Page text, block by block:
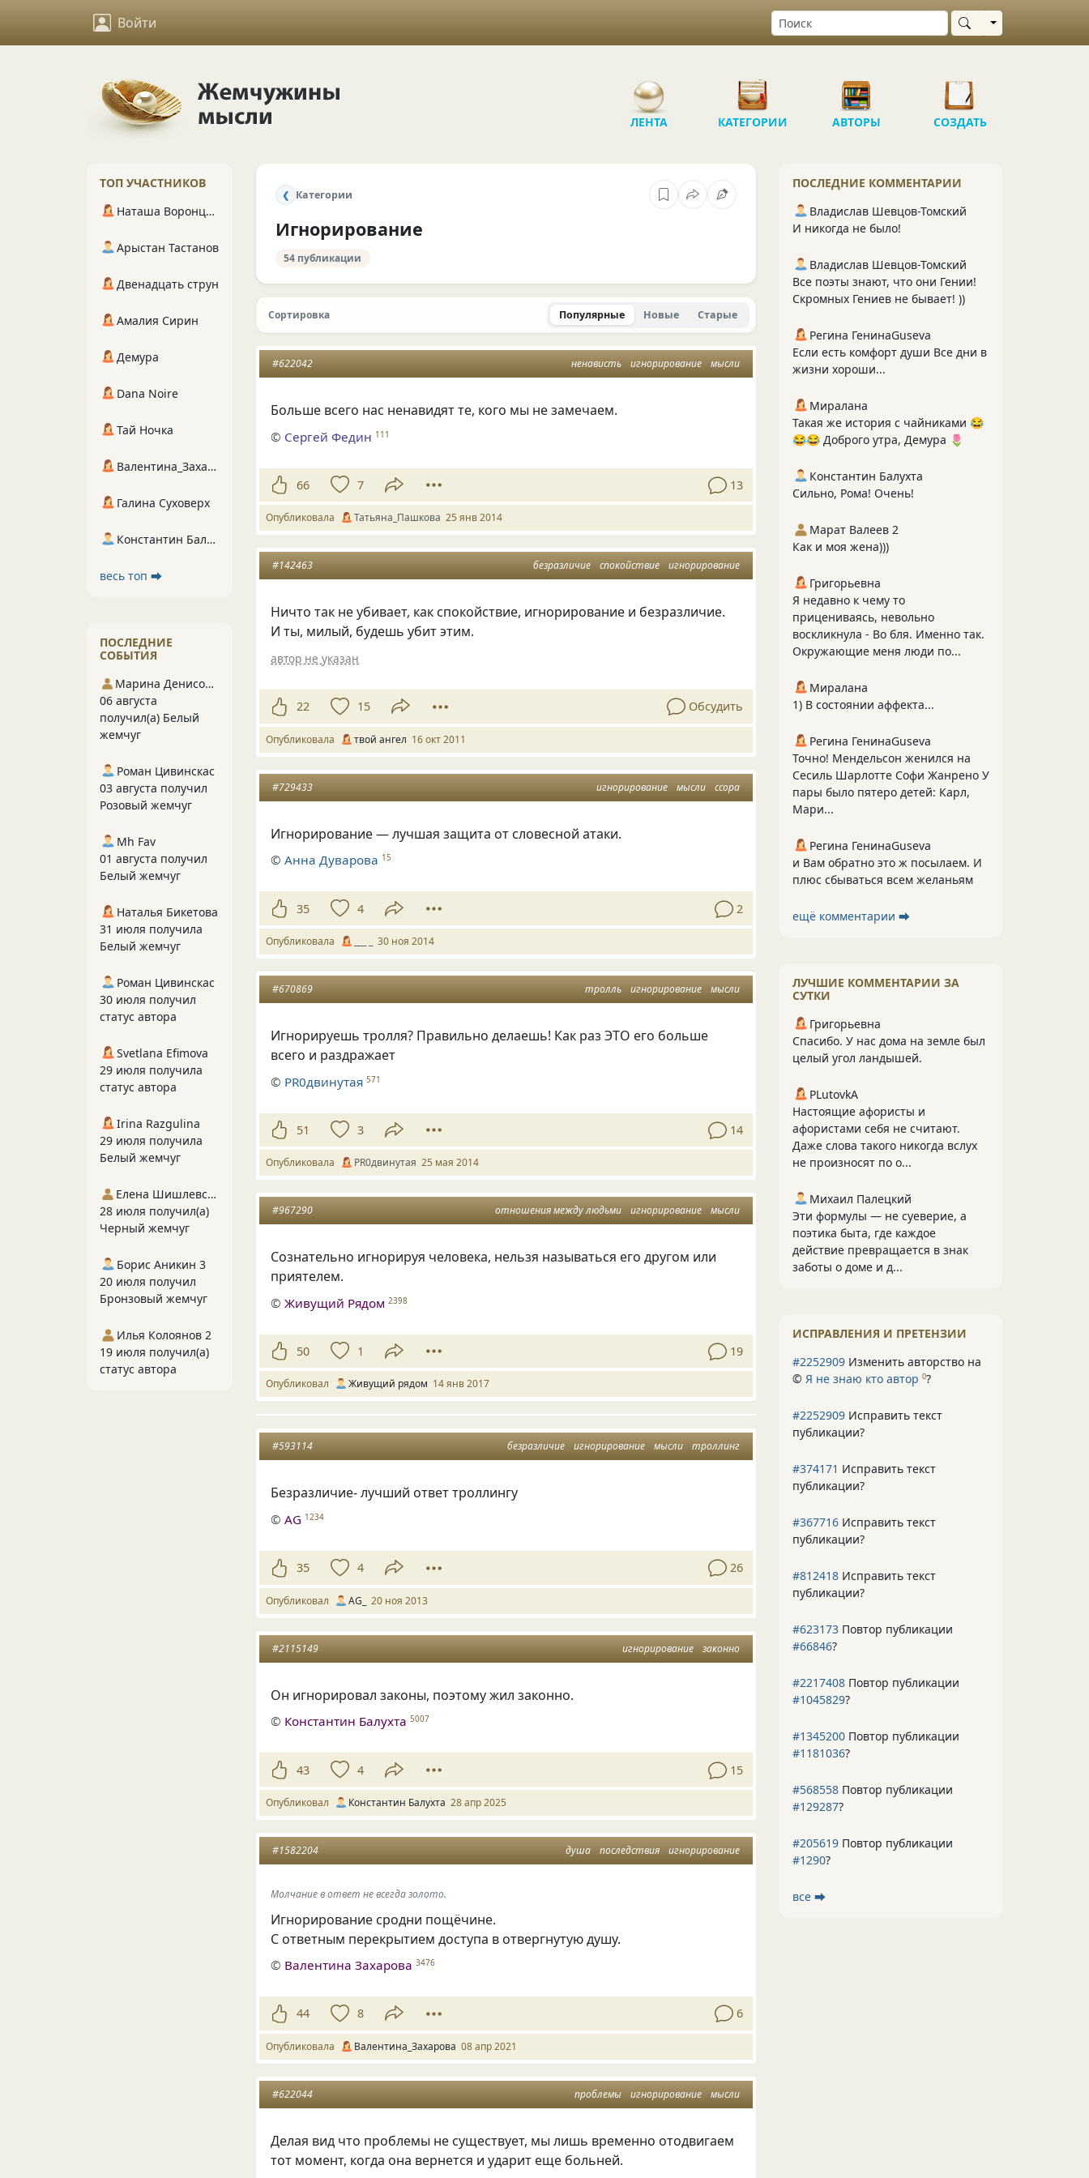
Войти Выбрать область
ЛЕНТА КАТЕГОРИИ АВТОРЫ СОЗДАТЬ
❮ Категории
Игнорирование
54 публикации
Сортировка Популярные Новые Старые
ненависть игнорирование мысли
#622042
Больше всего нас ненавидят те, кого мы не замечаем.
© Сергей Федин 111
66 7 13
Опубликовала Татьяна_Пашкова 25 янв 2014
безразличие спокойствие игнорирование
#142463
Ничто так не убивает, как спокойствие, игнорирование и безразличие.
И ты, милый, будешь убит этим.
автор не указан
22 15 Обсудить
Опубликовала твой ангел 16 окт 2011
игнорирование мысли ссора
#729433
Игнорирование — лучшая защита от словесной атаки.
©Анна Дуварова 15
35 4 2
Опубликовала 30 ноя 2014
тролль игнорирование мысли
#670869
Игнорируешь тролля? Правильно делаешь! Как раз ЭТО его больше
всего и раздражает
© PR0двинутая 571
51 3 14
Опубликовала PR0двинутая 25 мая 2014
отношения между людьми игнорирование мысли
#967290
Сознательно игнорируя человека, нельзя называться его другом или
приятелем.
©Живущий Рядом 2398
50 1 19
Опубликовал Живущий рядом 14 янв 2017
безразличие игнорирование мысли троллинг
#593114
Безразличие- лучший ответ троллингу
©AG 1234
35 4 26
Опубликовал AG_ 20 ноя 2013
игнорирование законно
#2115149
Он игнорировал законы, поэтому жил законно.
© Константин Балухта 5007
43 4 15
Опубликовал Константин Балухта 28 апр 2025
душа последствия игнорирование
#1582204
Молчание в ответ не всегда золото.
Игнорирование сродни пощёчине.
С ответным перекрытием доступа в отвергнутую душу.
© Валентина Захарова 3476
44 8 6
Опубликовала Валентина_Захарова 08 апр 2021
проблемы игнорирование мысли
#622044
Делая вид что проблемы не существует, мы лишь временно отодвигаем
тот момент, когда она вернется и ударит еще больней.
ПОСЛЕДНИЕ КОММЕНТАРИИ
Владислав Шевцов-Томский
И никогда не было!
Владислав Шевцов-Томский
Все поэты знают, что они Гении!
Скромных Гениев не бывает! ))
Регина ГенинаGuseva
Если есть комфорт души Все дни в
жизни хороши...
Миралана
Такая же история с чайниками 😂
😂😂 Доброго утра, Демура 🌷
Константин Балухта
Сильно, Рома! Очень!
Марат Валеев 2
Как и моя жена)))
Григорьевна
Я недавно к чему то
прицениваясь, невольно
воскликнула - Во бля. Именно так.
Окружающие меня люди по...
Миралана
1) В состоянии аффекта...
Регина ГенинаGuseva
Точно! Мендельсон женился на
Сесиль Шарлотте Софи Жанрено У
пары было пятеро детей: Карл,
Мари...
Регина ГенинаGuseva
и Вам обратно это ж посылаем. И
плюс сбываться всем желаньям
ещё комментарии ⮕
ЛУЧШИЕ КОММЕНТАРИИ ЗА
СУТКИ
Григорьевна
Спасибо. У нас дома на земле был
целый угол ландышей.
PLutоvkА
Настоящие афористы и
афористами себя не считают.
Даже слова такого никогда вслух
не произносят по о...
Михаил Палецкий
Эти формулы — не суеверие, а
поэтика быта, где каждое
действие превращается в знак
заботы о доме и д...
ИСПРАВЛЕНИЯ И ПРЕТЕНЗИИ
#2252909 Изменить авторство на
© Я не знаю кто автор 0?
#2252909 Исправить текст
публикации?
#374171 Исправить текст
публикации?
#367716 Исправить текст
публикации?
#812418 Исправить текст
публикации?
#623173 Повтор публикации
#66846?
#2217408 Повтор публикации
#1045829?
#1345200 Повтор публикации
#1181036?
#568558 Повтор публикации
#129287?
#205619 Повтор публикации
#1290?
все ⮕
ТОП УЧАСТНИКОВ
Наташа Воронцова
Арыстан Тастанов
Двенадцать струн
Амалия Сирин
Демура
Dana Noire
Тай Ночка
Валентина_Захарова
Галина Суховерх
Константин Балухта
весь топ ⮕
ПОСЛЕДНИЕ
СОБЫТИЯ
Марина Денисова 5
06 августа
получил(а) Белый
жемчуг
Роман Цивинскас
03 августа получил
Розовый жемчуг
Mh Fav
01 августа получил
Белый жемчуг
Наталья Бикетова
31 июля получила
Белый жемчуг
Роман Цивинскас
30 июля получил
статус автора
Svetlana Efimova
29 июля получила
статус автора
Irina Razgulina
29 июля получила
Белый жемчуг
Елена Шишлевская
28 июля получил(а)
Черный жемчуг
Борис Аникин 3
20 июля получил
Бронзовый жемчуг
Илья Колоянов 2
19 июля получил(а)
статус автора